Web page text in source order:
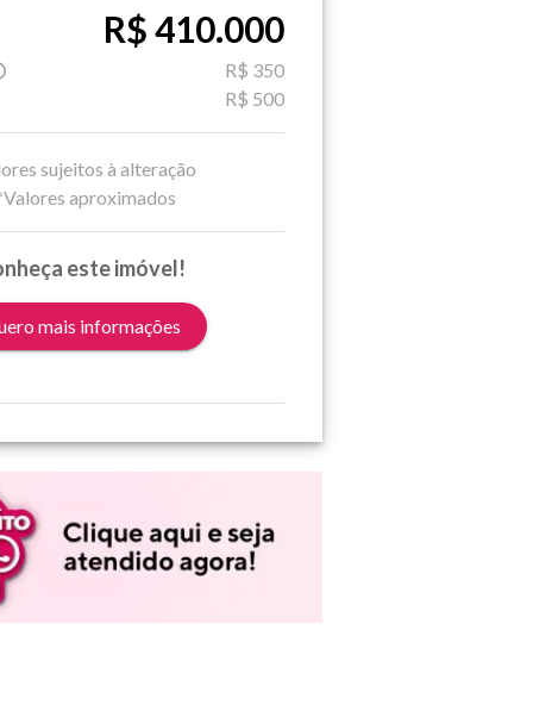
R$ 410.000
R$ 350
R$ 500
sujeitos à alteração
aproximados
este imóvel!
mais informações